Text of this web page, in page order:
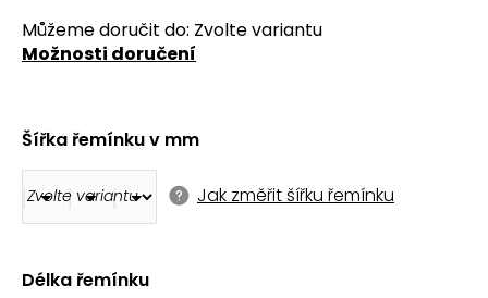
Délka řemínku
Šířka řemínku v mm
Jak změřit šířku řemínku
Můžeme doručit do: Zvolte variantu
Možnosti doručení
D
o
p
o
u